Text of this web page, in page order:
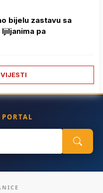
bijelu zastavu sa
pa